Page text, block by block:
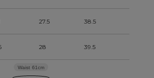
27.5 38.5
28 39.5
Waist 61cm